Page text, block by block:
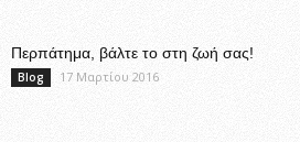
Περπάτημα, βάλτε το στη ζωή σας!
Blog 17 Μαρτίου 2016